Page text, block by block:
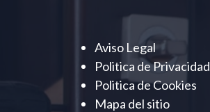
Aviso Legal
Politica de Privacidad
Politica de Cookies
Mapa del sitio